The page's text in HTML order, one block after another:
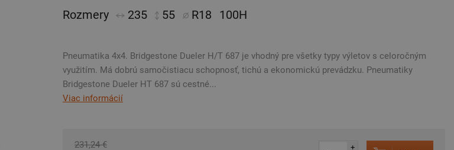
Rozmery 235 55 R18 100H
Pneumatika 4x4. Bridgestone Dueler H/T 687 je vhodný pre všetky typy výletov s celoročným
využitím. Má dobrú samočistiacu schopnosť, tichú a ekonomickú prevádzku. Pneumatiky
Bridgestone Dueler HT 687 sú cestné...
Viac informácií
231,24 €
+